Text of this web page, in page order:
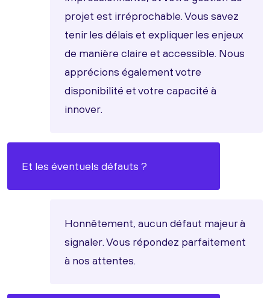
projet est irréprochable. Vous savez
tenir les délais et expliquer les enjeux
de manière claire et accessible. Nous
apprécions également votre
disponibilité et votre capacité à
innover.
Et les éventuels défauts ?
Honnêtement, aucun défaut majeur à
signaler. Vous répondez parfaitement
à nos attentes.